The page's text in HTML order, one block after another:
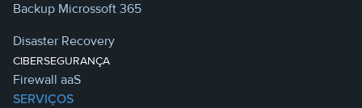
Backup Microssoft 365
Disaster Recovery
CIBERSEGURANÇA
Firewall aaS
SERVIÇOS